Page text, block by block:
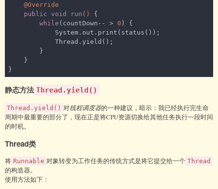
@Override
public void run ()
{
while (countDown-- > 0 ) {
}
静态方法 Thread.yield()
Thread.yield() 对线程调度器的一种建议，暗示：我已经执行完生命
周期中最重要的部分了，现在正是将CPU资源切换给其他任务执行一段时间
的时机。
Thread类
将 Runnable 对象转变为工作任务的传统方式是将它提交给一个 Thread
的构造器。
使用方法如下：